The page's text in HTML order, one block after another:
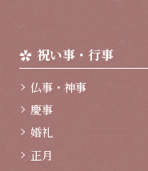
祝い事・行事
仏事・神事
慶事
婚礼
正月